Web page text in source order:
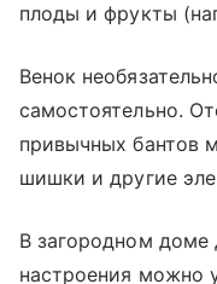
плоды и фрукты
Венок
самостоятельно.
привычных бантов
шишки и другие
В загородном доме
настроения можно